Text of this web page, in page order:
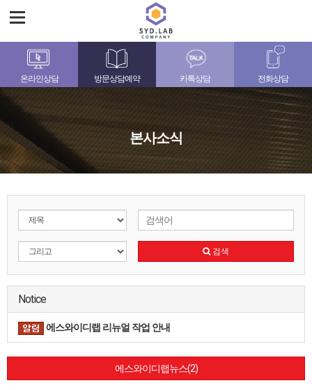
온라인상담 방문상담예약 카톡상담 전화상담
본사소식
검색
Notice
에스와이디랩 리뉴얼 작업 안내
에스와이디랩뉴스(2)